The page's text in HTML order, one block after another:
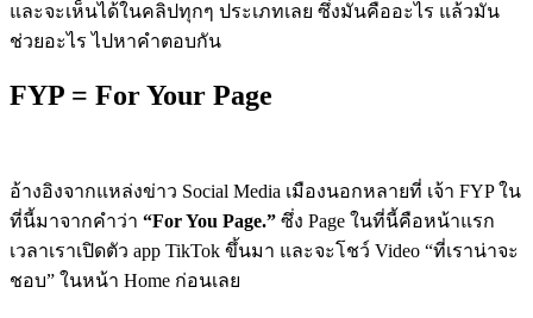
และจะเห็นได้ในคลิปทุกๆ ประเภทเลย ซึ่งมันคืออะไร แล้วมัน
ช่วยอะไร ไปหาคำตอบกัน
FYP = For Your Page
อ้างอิงจากแหล่งข่าว Social Media เมืองนอกหลายที่ เจ้า FYP ใน
ที่นี้มาจากคำว่า “For You Page.” ซึ่ง Page ในที่นี้คือหน้าแรก
เวลาเราเปิดตัว app TikTok ขึ้นมา และจะโชว์ Video “ที่เราน่าจะ
ชอบ” ในหน้า Home ก่อนเลย